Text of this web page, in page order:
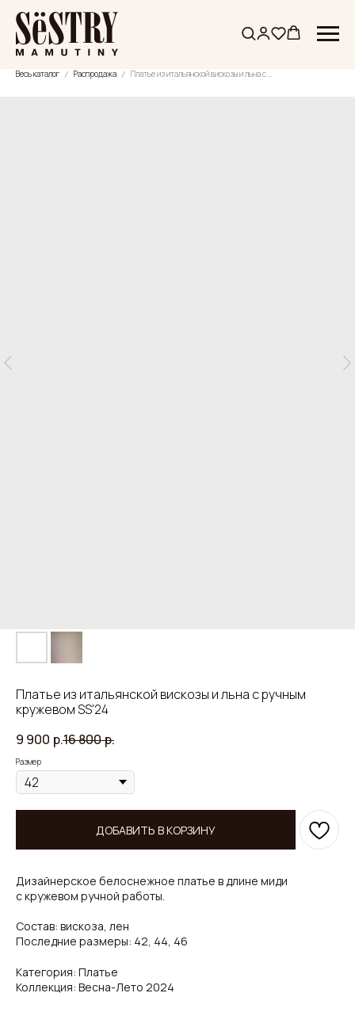
Весь каталог Распродажа Платье из итальянской вискозы и льна с ручным кружевом SS'24
Платье из итальянской вискозы и льна с ручным
кружевом SS'24
9 900 р.16 800р.
Размер
ДОБАВИТЬ В КОРЗИНУ
Дизайнерское белоснежное платье в длине миди
с кружевом ручной работы.
Состав: вискоза, лен
Последние размеры: 42, 44, 46
Категория: Платье
Коллекция: Весна-Лето 2024